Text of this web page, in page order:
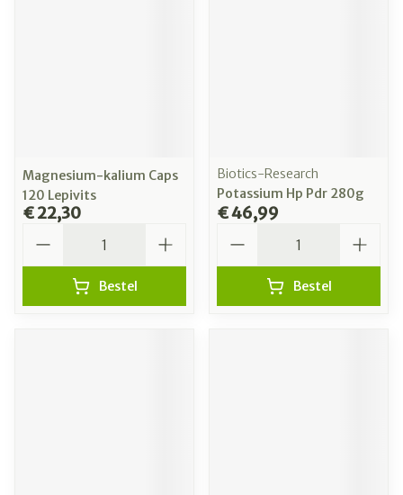
Magnesium-kalium Caps
120 Lepivits
€ 22,30
Bestel
Biotics-Research
Potassium Hp Pdr 280g
€ 46,99
Bestel